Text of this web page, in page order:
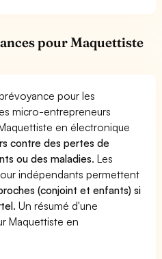
pour Maquettiste
pour les
micro-entrepreneurs
en électronique
contre des pertes de
ou des maladies. Les
indépendants permettent
(conjoint et enfants) si
Un résumé d'une
Maquettiste en